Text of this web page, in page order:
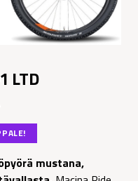
LTD
mustana,